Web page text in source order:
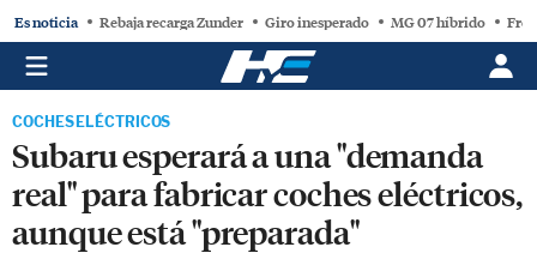
Es noticia Rebaja recarga Zunder Giro inesperado MG 07 híbrido
COCHES ELÉCTRICOS
Subaru esperará a una "demanda
real" para fabricar coches eléctricos,
aunque está "preparada"